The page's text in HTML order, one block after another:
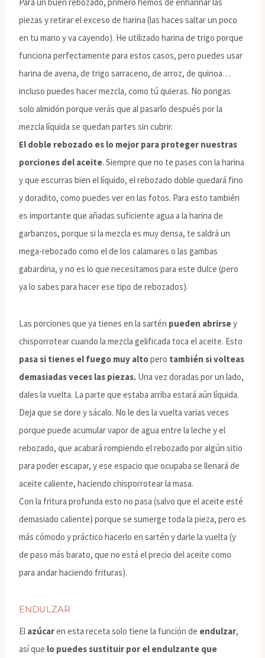
piezas y retirar el exceso de harina (las haces saltar un poco
en tu mano y va cayendo). He utilizado harina de trigo porque
funciona perfectamente para estos casos, pero puedes usar
harina de avena, de trigo sarraceno, de arroz, de quinoa…
incluso puedes hacer mezcla, como tú quieras. No pongas
solo almidón porque verás que al pasarlo después por la
mezcla líquida se quedan partes sin cubrir.
El doble rebozado es lo mejor para proteger nuestras
porciones del aceite. Siempre que no te pases con la harina
y que escurras bien el líquido, el rebozado doble quedará fino
y doradito, como puedes ver en las fotos. Para esto también
es importante que añadas suficiente agua a la harina de
garbanzos, porque si la mezcla es muy densa, te saldrá un
mega-rebozado como el de los calamares o las gambas
gabardina, y no es lo que necesitamos para este dulce (pero
ya lo sabes para hacer ese tipo de rebozados).
Las porciones que ya tienes en la sartén pueden abrirsey
chisporrotear cuando la mezcla gelificada toca el aceite. Esto
pasa si tienes el fuego muy altopero también si volteas
demasiadas veces las piezas. Una vez doradas por un lado,
dales la vuelta. La parte que estaba arriba estará aún líquida.
Deja que se dore y sácalo. No le des la vuelta varias veces
porque puede acumular vapor de agua entre la leche y el
rebozado, que acabará rompiendo el rebozado por algún sitio
para poder escapar, y ese espacio que ocupaba se llenará de
aceite caliente, haciendo chisporrotear la masa.
Con la fritura profunda esto no pasa (salvo que el aceite esté
demasiado caliente) porque se sumerge toda la pieza, pero es
más cómodo y práctico hacerlo en sartén y darle la vuelta (y
de paso más barato, que no está el precio del aceite como
para andar haciendo frituras).
ENDULZAR
El azúcaren esta receta solo tiene la función de endulzar,
así que lo puedes sustituir por el endulzante que